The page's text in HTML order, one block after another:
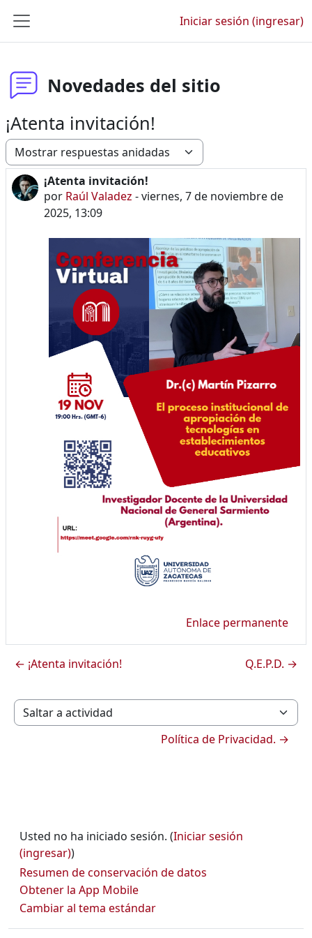
Pánel lateral
Iniciar sesión (ingresar)
Novedades del sitio
¡Atenta invitación!
Modo de visualización
¡Atenta invitación!
por Raúl Valadez -viernes, 7 de noviembre de
2025, 13:09
Número de respuestas: 0
Enlace permanente
← ¡Atenta invitación! Q.E.P.D. →
Saltar a actividad
Política de Privacidad. →
Usted no ha iniciado sesión. (Iniciar sesión
(ingresar))
Resumen de conservación de datos
Obtener la App Mobile
Cambiar al tema estándar